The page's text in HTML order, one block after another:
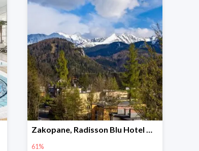
Zakopane, Radisson Blu Hotel & Residences -61%
61%